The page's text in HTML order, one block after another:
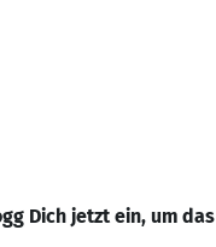
Dich jetzt ein, um